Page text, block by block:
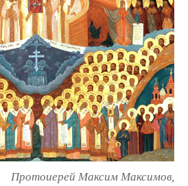
Протоиерей Максим Максимов,